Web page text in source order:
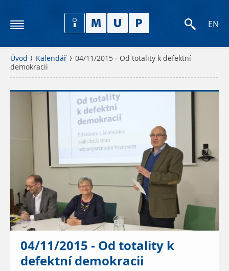
EN
Úvod Kalendář
04/11/2015 - Od totality k defektní
demokracii
04/11/2015 - Od totality k
defektní demokracii